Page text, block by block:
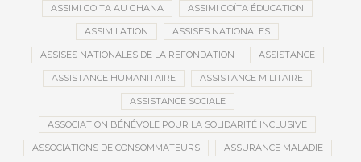
ASSIMI GOITA AU GHANA ASSIMI GOÏTA ÉDUCATION
ASSIMILATION ASSISES NATIONALES
ASSISES NATIONALES DE LA REFONDATION ASSISTANCE
ASSISTANCE HUMANITAIRE ASSISTANCE MILITAIRE
ASSISTANCE SOCIALE
ASSOCIATION BÉNÉVOLE POUR LA SOLIDARITÉ INCLUSIVE
ASSOCIATIONS DE CONSOMMATEURS ASSURANCE MALADIE